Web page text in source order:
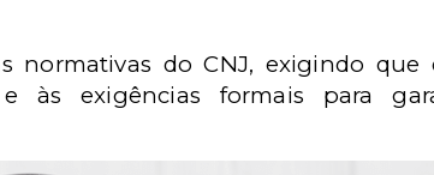
normativas do CNJ, exigindo que
às exigências formais para